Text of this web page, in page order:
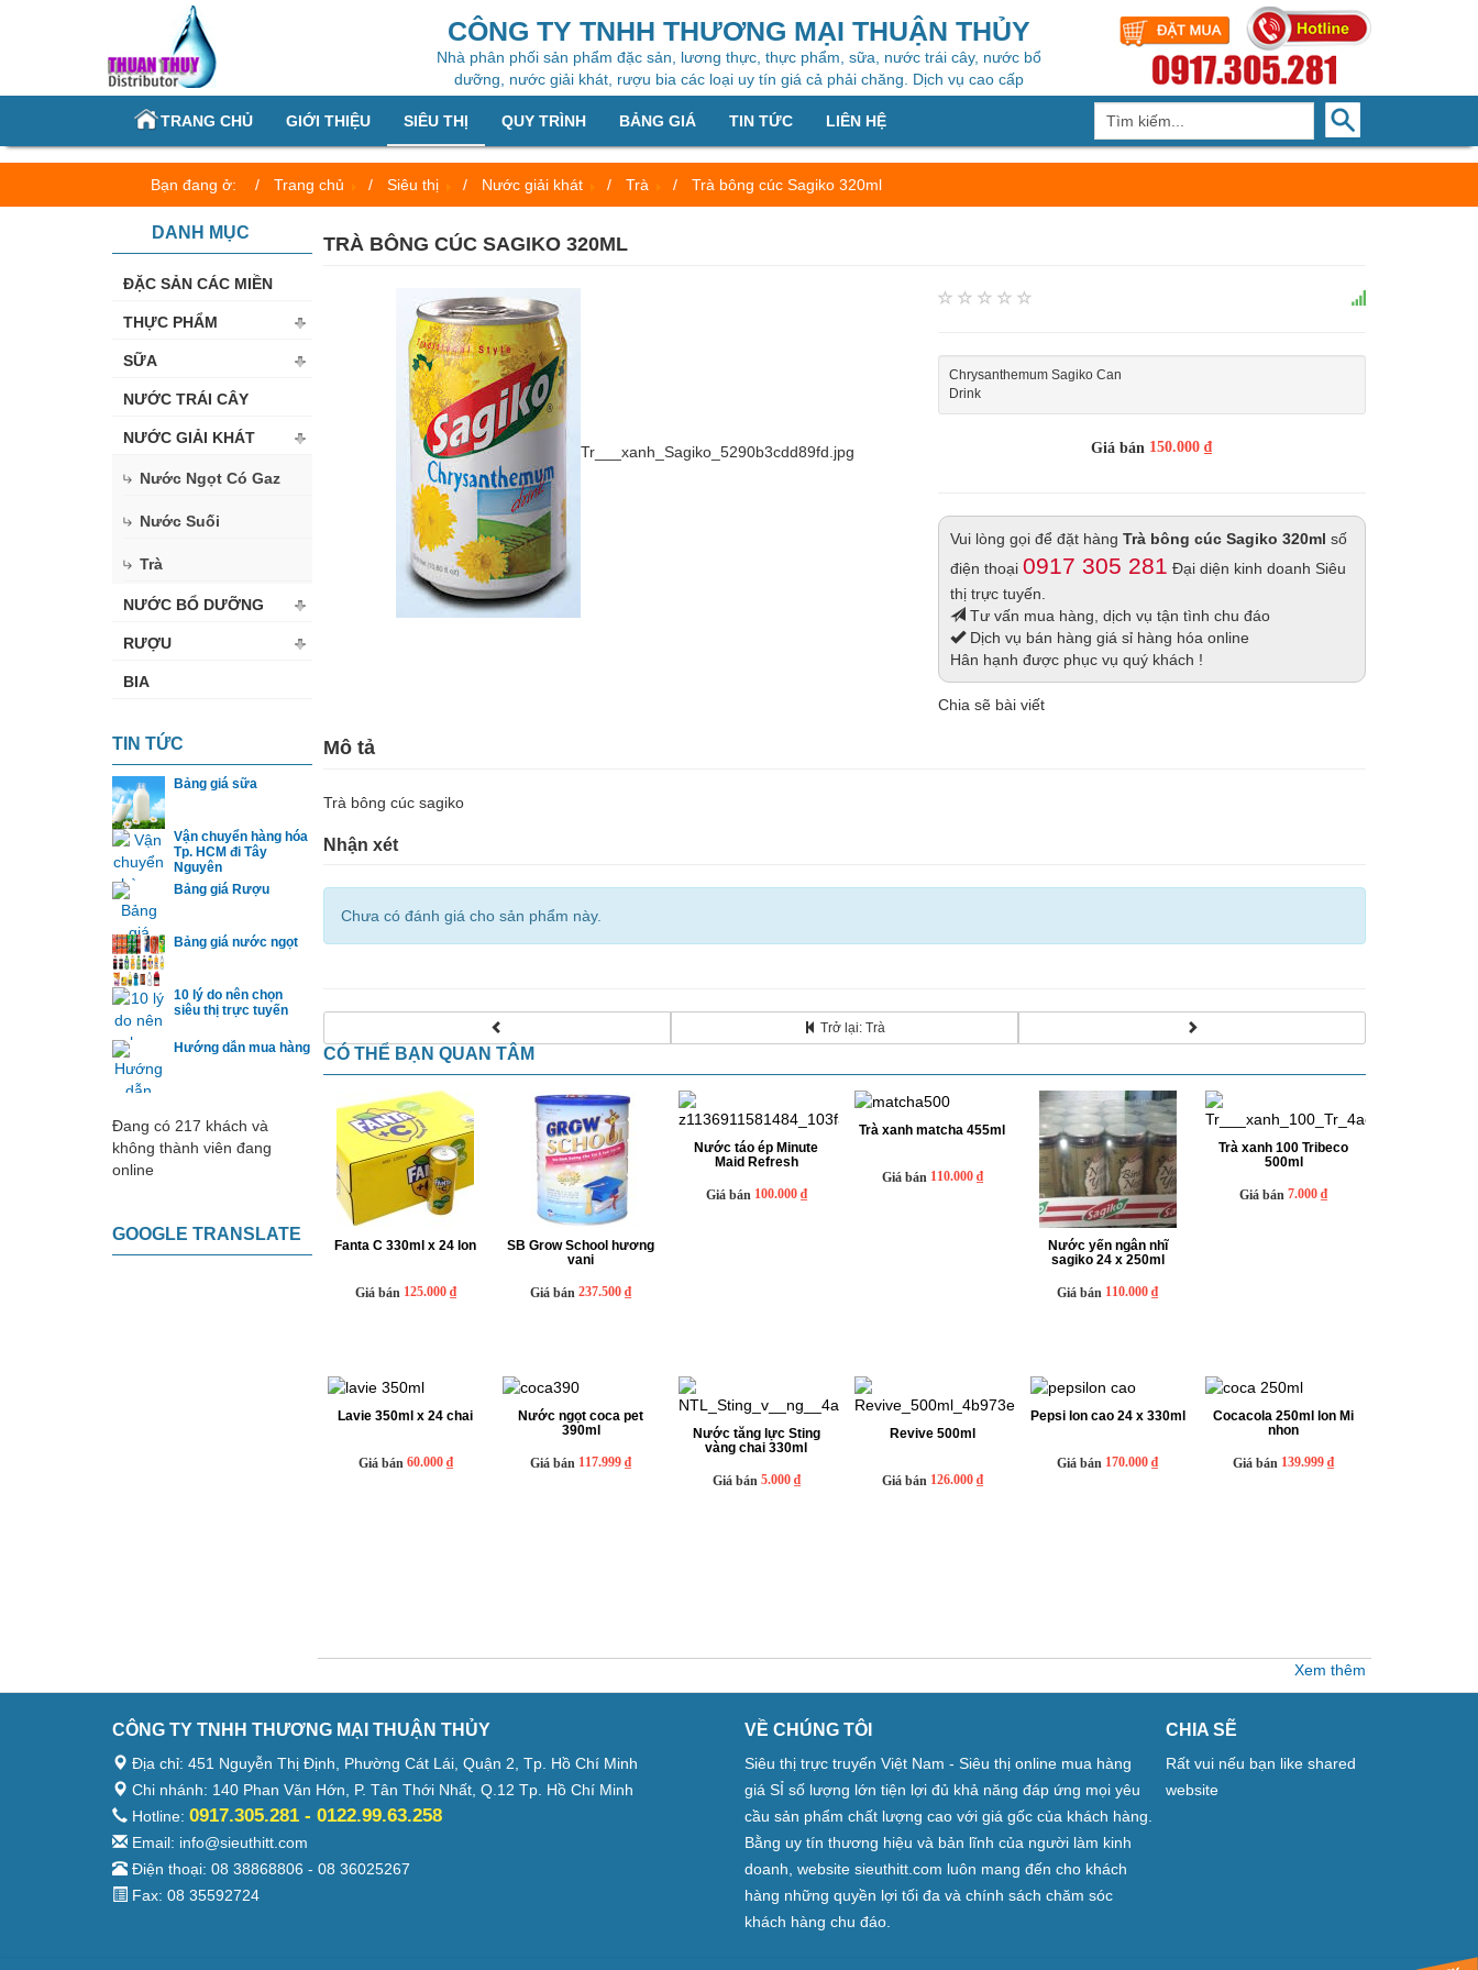
CÔNG TY TNHH THƯƠNG MẠI THUẬN THỦY
Nhà phân phối sản phẩm đặc sản, lương thực, thực phẩm, sữa, nước trái cây, nước bổ
dưỡng, nước giải khát, rượu bia các loại uy tín giá cả phải chăng. Dịch vụ cao cấp
TRANG CHỦ GIỚI THIỆU SIÊU THỊ QUY TRÌNH BẢNG GIÁ TIN TỨC LIÊN HỆ
Bạn đang ở: Trang chủ Siêu thị Nước giải khát Trà Trà bông cúc Sagiko 320ml
DANH MỤC
ĐẶC SẢN CÁC MIỀN
THỰC PHẨM
SỮA
NƯỚC TRÁI CÂY
NƯỚC GIẢI KHÁT
Nước Ngọt Có Gaz
Nước Suối
Trà
NƯỚC BỔ DƯỠNG
RƯỢU
BIA
TIN TỨC
Bảng giá sữa
Vận chuyển hàng hóa
Tp. HCM đi Tây
Nguyên
Bảng giá Rượu
Bảng giá nước ngọt
10 lý do nên chọn
siêu thị trực tuyến
Hướng dẫn mua hàng
Đang có 217 khách và
không thành viên đang
online
GOOGLE TRANSLATE
TRÀ BÔNG CÚC SAGIKO 320ML
Tr___xanh_Sagiko_5290b3cdd89fd.jpg
Chrysanthemum Sagiko Can
Drink
Giá bán 150.000 ₫
Vui lòng gọi để đặt hàng Trà bông cúc Sagiko 320ml số
điện thoại 0917 305 281 Đại diện kinh doanh Siêu
thị trực tuyến.
Tư vấn mua hàng, dịch vụ tận tình chu đáo
Dịch vụ bán hàng giá sỉ hàng hóa online
Hân hạnh được phục vụ quý khách !
Chia sẽ bài viết
Mô tả
Trà bông cúc sagiko
Nhận xét
Chưa có đánh giá cho sản phẩm này.
Trở lại: Trà
CÓ THỂ BẠN QUAN TÂM
Fanta C 330ml x 24 lon
Giá bán 125.000 ₫
SB Grow School h­ương
vani
Giá bán237.500 ₫
Nước táo ép Minute
Maid Refresh
Giá bán 100.000 ₫
Trà xanh matcha 455ml
Giá bán 110.000 ₫
Nước yến ngân nhĩ
sagiko 24 x 250ml
Giá bán 110.000 ₫
Trà xanh 100 Tribeco
500ml
Giá bán7.000 ₫
Lavie 350ml x 24 chai
Giá bán 60.000 ₫
Nước ngọt coca pet
390ml
Giá bán 117.999 ₫
Nước tăng lực Sting
vàng chai 330ml
Giá bán 5.000 ₫
Revive 500ml
Giá bán 126.000 ₫
Pepsi lon cao 24 x 330ml
Giá bán 170.000 ₫
Cocacola 250ml lon Mi
nhon
Giá bán 139.999 ₫
Xem thêm
CÔNG TY TNHH THƯƠNG MẠI THUẬN THỦY
Địa chỉ: 451 Nguyễn Thị Định, Phường Cát Lái, Quận 2, Tp. Hồ Chí Minh
Chi nhánh: 140 Phan Văn Hớn, P. Tân Thới Nhất, Q.12 Tp. Hồ Chí Minh
Hotline: 0917.305.281 - 0122.99.63.258
Email: info@sieuthitt.com
Điện thoại: 08 38868806 - 08 36025267
Fax: 08 35592724
VỀ CHÚNG TÔI
Siêu thị trực truyến Việt Nam - Siêu thị online mua hàng
giá SỈ số lượng lớn tiện lợi đủ khả năng đáp ứng mọi yêu
cầu sản phẩm chất lượng cao với giá gốc của khách hàng.
Bằng uy tín thương hiệu và bản lĩnh của người làm kinh
doanh, website sieuthitt.com luôn mang đến cho khách
hàng những quyền lợi tối đa và chính sách chăm sóc
khách hàng chu đáo.
CHIA SẼ
Rất vui nếu bạn like shared
website